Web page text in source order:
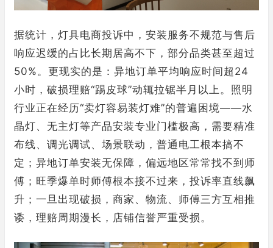
据统计，灯具电商投诉中，安装服务不规范与售后
响应迟缓的占比长期居高不下，部分品类甚至超过
50%。更现实的是：异地订单平均响应时间超24
小时，破损理赔“踢皮球”动辄拉锯半月以上。照明
行业正在经历“卖灯容易装灯难”的普遍困境——水
晶灯、无主灯等产品安装专业门槛极高，需要精准
布线、调光调试、场景联动，普通电工根本搞不
定；异地订单安装无保障，偏远地区常常找不到师
傅；旺季爆单时师傅根本接不过来，投诉率直线飙
升；一旦出现破损，商家、物流、师傅三方互相推
诿，理赔周期漫长，店铺信誉严重受损。